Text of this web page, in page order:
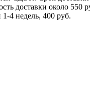
доставки около 550
4 недель, 400 руб.